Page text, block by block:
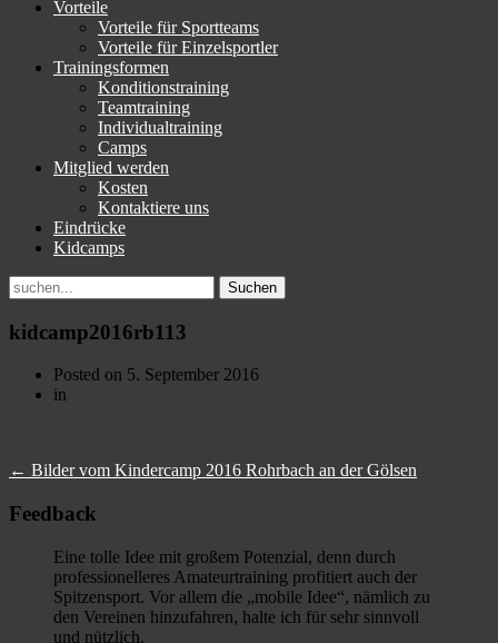
Vorteile
Vorteile für Sportteams
Vorteile für Einzelsportler
Trainingsformen
Konditionstraining
Teamtraining
Individualtraining
Camps
Mitglied werden
Kosten
Kontaktiere uns
Eindrücke
Kidcamps
Suchen
nach:
kidcamp2016rb113
Posted on 5. September 2016
in
← Bilder vom Kindercamp 2016 Rohrbach an der Gölsen
Feedback
Eine tolle Idee mit großem Potenzial, denn durch
professionelleres Amateurtraining profitiert auch der
Spitzensport. Vor allem die „mobile Idee“, nämlich zu
den Vereinen hinzufahren, halte ich für sehr sinnvoll
und nützlich.